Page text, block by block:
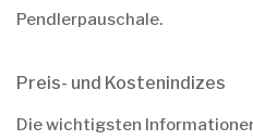
Pendlerpauschale.
Preis- und Kostenindizes
Die wichtigsten